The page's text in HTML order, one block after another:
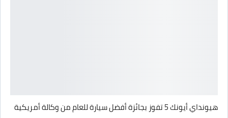
هيونداي أيونك 5 تفوز بجائزة أفضل سيارة للعام من وكالة أمريكية